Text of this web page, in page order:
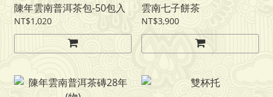
陳年雲南普洱茶包-50包入
NT$1,020
雲南七子餅茶
NT$3,900